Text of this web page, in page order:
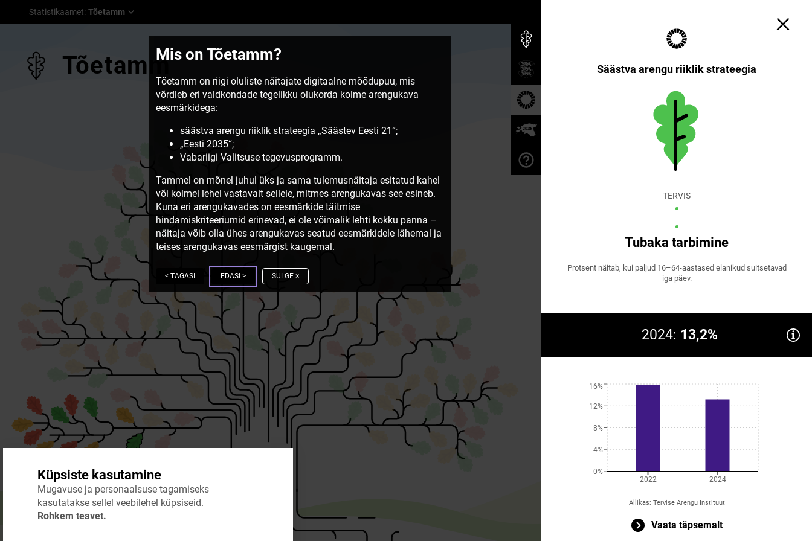
Statistikaamet: Tõetamm
Säästva arengu riiklik strateegia
TERVIS
Tubaka tarbimine
Protsent näitab, kui paljud 16–64-aastased elanikud suitsetavad
iga päev.
2024: 13,2%
0%
4%
8%
12%
16%
2022 2024
Allikas: Tervise Arengu Instituut
Vaata täpsemalt
Tõetamm
Küpsiste kasutamine
Mugavuse ja personaalsuse tagamiseks
kasutatakse sellel veebilehel küpsiseid.
Rohkem teavet.
Mis on Tõetamm?
Tõetamm on riigi oluliste näitajate digitaalne mõõdupuu, mis
võrdleb eri valdkondade tegelikku olukorda kolme arengukava
eesmärkidega:
säästva arengu riiklik strateegia „Säästev Eesti 21“;
„Eesti 2035“;
Vabariigi Valitsuse tegevusprogramm.
Tammel on mõnel juhul üks ja sama tulemusnäitaja esitatud kahel
või kolmel lehel vastavalt sellele, mitmes arengukavas see esineb.
Kuna eri arengukavades on eesmärkide täitmise
hindamiskriteeriumid erinevad, ei ole võimalik lehti kokku panna –
näitaja võib olla ühes arengukavas seatud eesmärkidele lähemal ja
teises arengukavas eesmärgist kaugemal.
< TAGASI EDASI > SULGE ×